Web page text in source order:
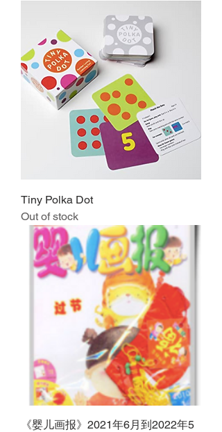
Tiny Polka Dot
Out of stock
《婴儿画报》2021年6月到2022年5